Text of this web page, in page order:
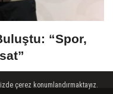
“Spor,
çerez konumlandırmaktayız.